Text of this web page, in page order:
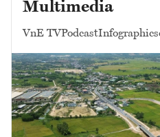
Multimedia
VnE TVPodcastInfographics